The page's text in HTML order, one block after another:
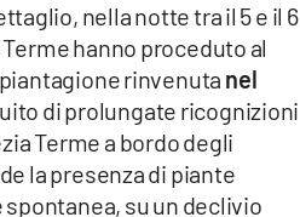
nella notte tra il 5 e il 6
hanno proceduto al
rinvenuta nel
di prolungate ricognizioni
Terme a bordo degli
la presenza di piante
su un declivio